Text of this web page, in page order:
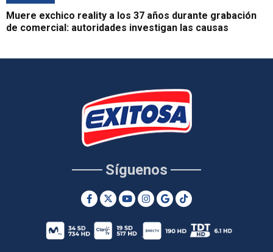
Muere exchico reality a los 37 años durante grabación
de comercial: autoridades investigan las causas
Síguenos